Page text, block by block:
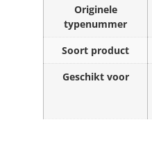
Originele
typenummer
Soort product
Geschikt voor